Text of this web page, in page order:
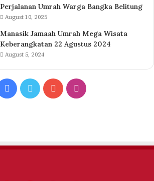
Perjalanan Umrah Warga Bangka Belitung
August 10, 2025
Manasik Jamaah Umrah Mega Wisata
Keberangkatan 22 Agustus 2024
August 5, 2024
FacebookTwitterYouTubeInstagram